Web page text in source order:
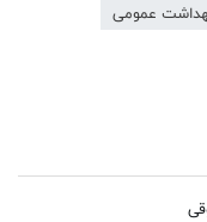
عمومی